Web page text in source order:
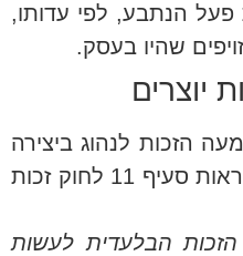
הנתבע, לפי עדותו,
שהיו בעסק.
יוצרים
הזכות לנהוג ביצירה
מנהג בעלים, בהתאם להוראות סעיף 11 לחוק זכות
הזכות הבלעדית לעשות